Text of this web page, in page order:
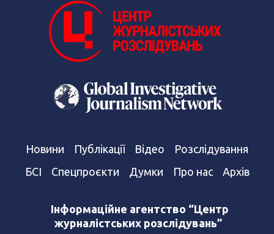
Новини Публікації Відео
Розслідування
БСІ
Спецпроєкти Думки Про нас Архів
Інформаційне агентство “Центр
журналістських розслідувань”